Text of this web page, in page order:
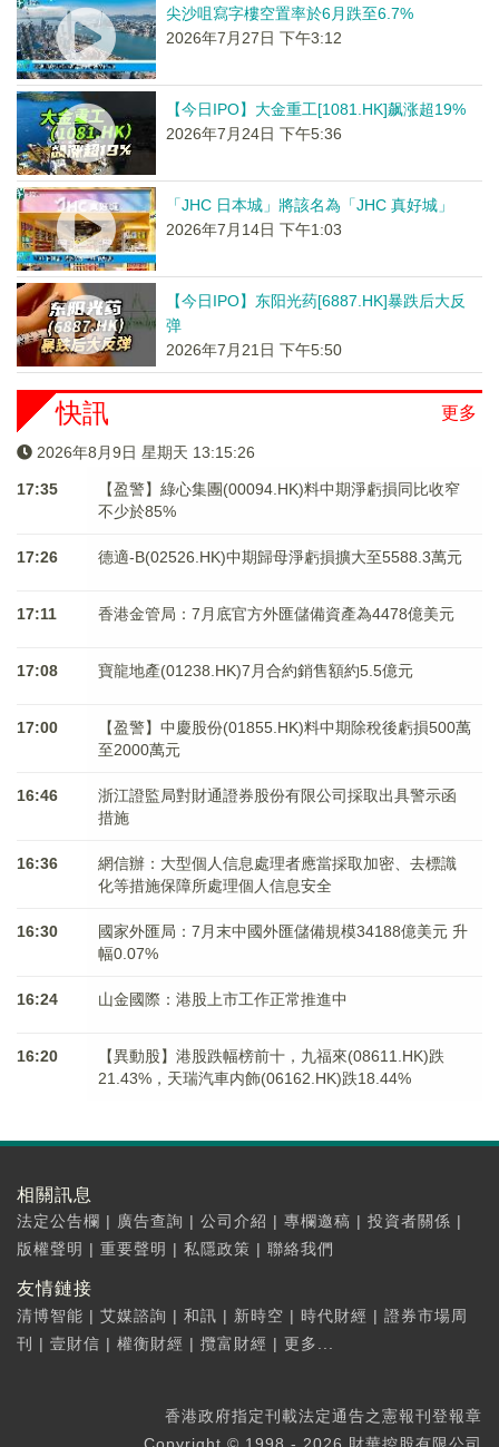
尖沙咀寫字樓空置率於6月跌至6.7%
2026年7月27日 下午3:12
【今日IPO】大金重工[1081.HK]飙涨超19%
2026年7月24日 下午5:36
「JHC 日本城」將該名為「JHC 真好城」
2026年7月14日 下午1:03
【今日IPO】东阳光药[6887.HK]暴跌后大反
弹
2026年7月21日 下午5:50
更多
快訊
2026年8月9日 星期天 13:15:27
17:35
【盈警】綠心集團(00094.HK)料中期淨虧損同比收窄
不少於85%
17:26 德適-B(02526.HK)中期歸母淨虧損擴大至5588.3萬元
17:11 香港金管局：7月底官方外匯儲備資產為4478億美元
17:08 寶龍地產(01238.HK)7月合約銷售額約5.5億元
17:00
【盈警】中慶股份(01855.HK)料中期除稅後虧損500萬
至2000萬元
16:46
浙江證監局對財通證券股份有限公司採取出具警示函
措施
16:36
網信辦：大型個人信息處理者應當採取加密、去標識
化等措施保障所處理個人信息安全
16:30
國家外匯局：7月末中國外匯儲備規模34188億美元 升
幅0.07%
16:24 山金國際：港股上市工作正常推進中
16:20
【異動股】港股跌幅榜前十，九福來(08611.HK)跌
21.43%，天瑞汽車内飾(06162.HK)跌18.44%
相關訊息
法定公告欄 | 廣告查詢 | 公司介紹 | 專欄邀稿 | 投資者關係 |
版權聲明 | 重要聲明 | 私隱政策 | 聯絡我們
友情鏈接
清博智能 | 艾媒諮詢 | 和訊 | 新時空 | 時代財經 | 證券市場周
刊 | 壹財信 | 權衡財經 | 攬富財經 | 更多...
香港政府指定刊載法定通告之憲報刊登報章
Copyright © 1998 - 2026 財華控股有限公司